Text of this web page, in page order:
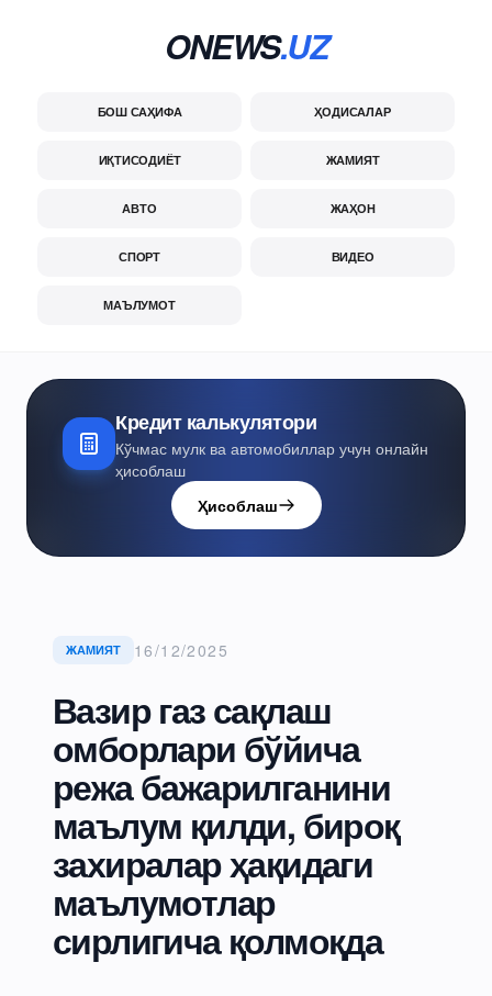
ONEWS.UZ
БОШ САҲИФА ҲОДИСАЛАР
ИҚТИСОДИЁТ ЖАМИЯТ
АВТО ЖАҲОН
СПОРТ ВИДЕО
МАЪЛУМОТ
Кредит калькулятори
Кўчмас мулк ва автомобиллар учун онлайн
ҳисоблаш
Ҳисоблаш
ЖАМИЯТ 16/12/2025
Вазир газ сақлаш
омборлари бўйича
режа бажарилганини
маълум қилди, бироқ
захиралар ҳақидаги
маълумотлар
сирлигича қолмоқда